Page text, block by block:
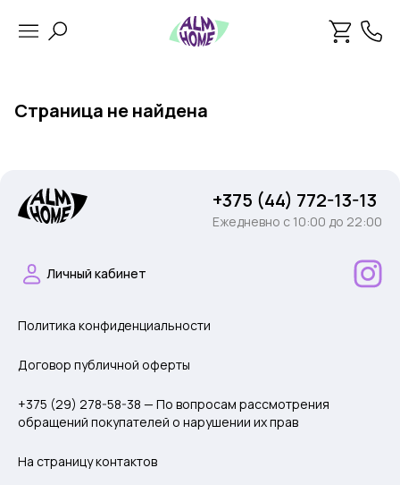
Страница не найдена
+375 (44) 772-13-13
Ежедневно c 10:00 до 22:00
Личный кабинет
Политика конфиденциальности
Договор публичной оферты
+375 (29) 278-58-38 — По вопросам рассмотрения
обращений покупателей о нарушении их прав
На страницу контактов